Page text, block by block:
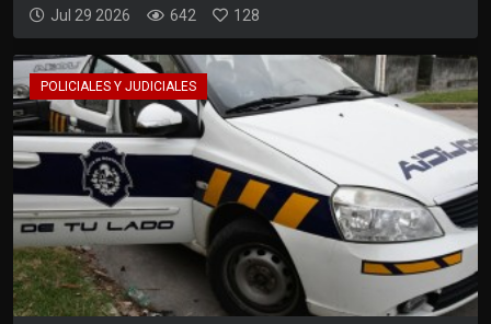
Jul 29 2026 642 128
POLICIALES Y JUDICIALES